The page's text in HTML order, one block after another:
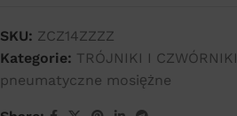
SKU: ZCZ14ZZZZ
Kategorie: TRÓJNIKI I CZWÓRNIKI
pneumatyczne mosiężne